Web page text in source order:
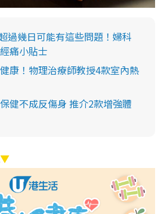
過幾日可能有這些問題！婦科
痛小貼士
康！物理治療師教授4款室內熱
健不成反傷身 推介2款增強體
▼